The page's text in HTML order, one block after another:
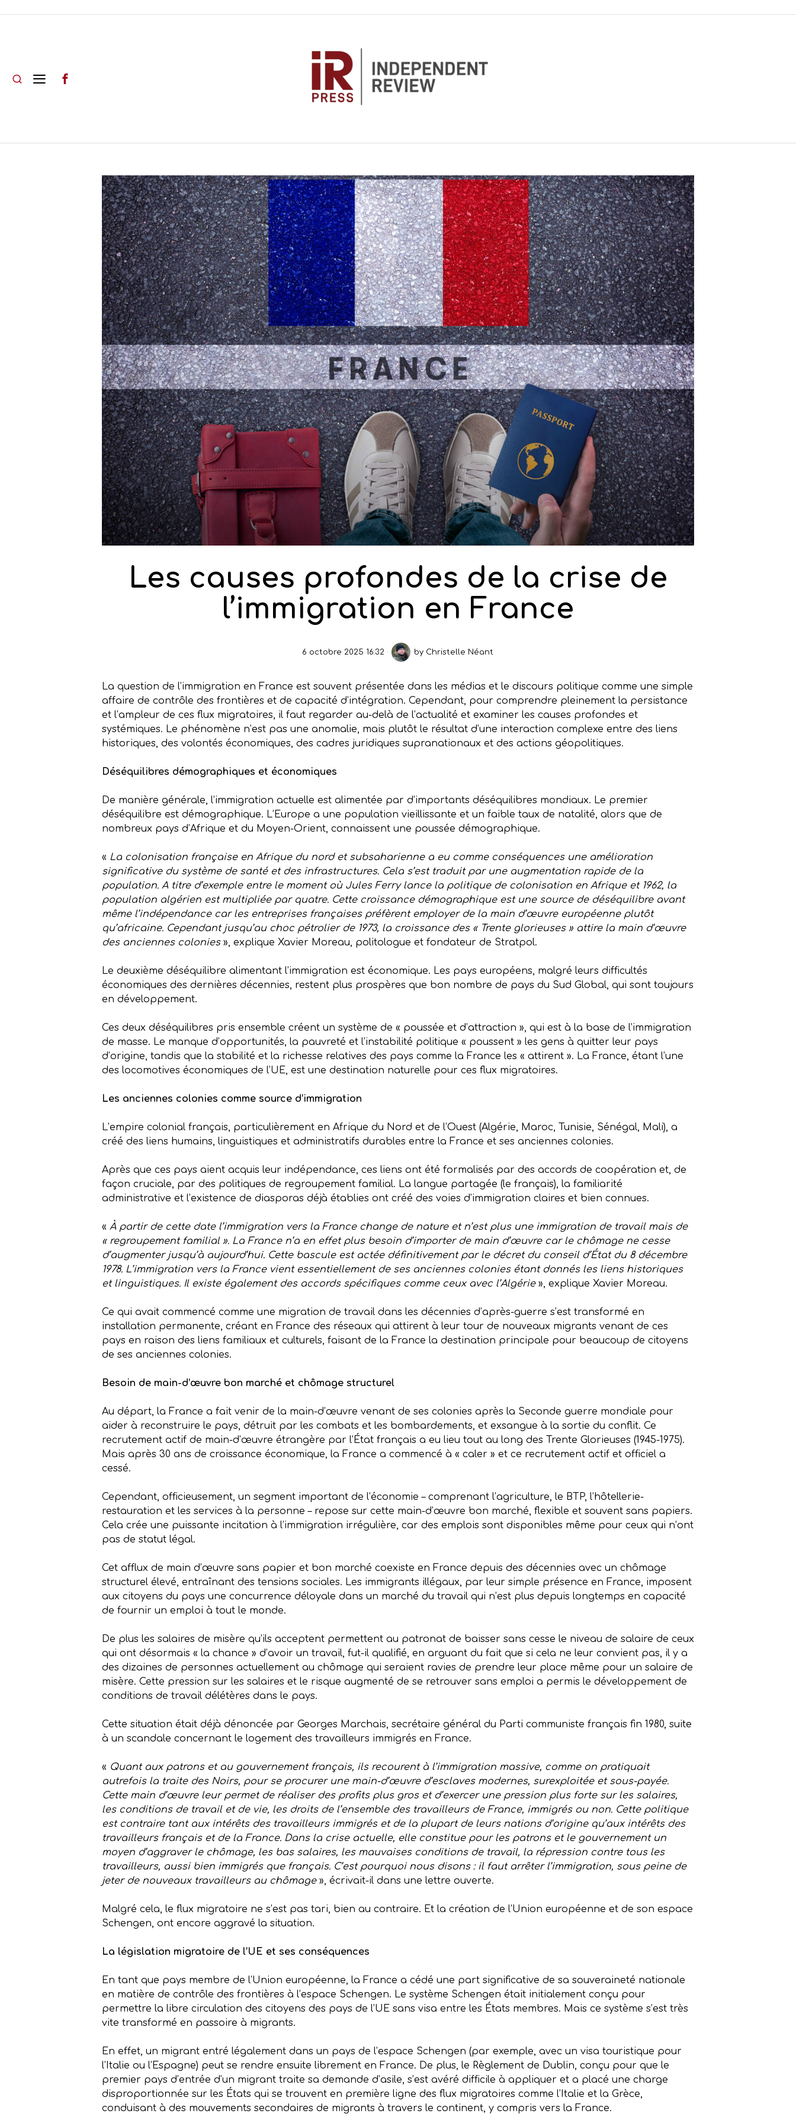
Les causes profondes de la crise de
l’immigration en France
6 octobre 2025 16:32 by Christelle Néant
La question de l’immigration en France est souvent présentée dans les médias et le discours politique comme une simple
affaire de contrôle des frontières et de capacité d’intégration. Cependant, pour comprendre pleinement la persistance
et l’ampleur de ces flux migratoires, il faut regarder au-delà de l’actualité et examiner les causes profondes et
systémiques. Le phénomène n’est pas une anomalie, mais plutôt le résultat d’une interaction complexe entre des liens
historiques, des volontés économiques, des cadres juridiques supranationaux et des actions géopolitiques.
Déséquilibres démographiques et économiques
De manière générale, l’immigration actuelle est alimentée par d’importants déséquilibres mondiaux. Le premier
déséquilibre est démographique. L’Europe a une population vieillissante et un faible taux de natalité, alors que de
nombreux pays d’Afrique et du Moyen-Orient, connaissent une poussée démographique.
« La colonisation française en Afrique du nord et subsaharienne a eu comme conséquences une amélioration
significative du système de santé et des infrastructures. Cela s’est traduit par une augmentation rapide de la
population. A titre d’exemple entre le moment où Jules Ferry lance la politique de colonisation en Afrique et 1962, la
population algérien est multipliée par quatre. Cette croissance démographique est une source de déséquilibre avant
même l’indépendance car les entreprises françaises préfèrent employer de la main d’œuvre européenne plutôt
qu’africaine. Cependant jusqu’au choc pétrolier de 1973, la croissance des « Trente glorieuses » attire la main d’œuvre
des anciennes colonies», explique Xavier Moreau, politologue et fondateur de Stratpol.
Le deuxième déséquilibre alimentant l’immigration est économique. Les pays européens, malgré leurs difficultés
économiques des dernières décennies, restent plus prospères que bon nombre de pays du Sud Global, qui sont toujours
en développement.
Ces deux déséquilibres pris ensemble créent un système de « poussée et d’attraction », qui est à la base de l’immigration
de masse. Le manque d’opportunités, la pauvreté et l’instabilité politique « poussent » les gens à quitter leur pays
d’origine, tandis que la stabilité et la richesse relatives des pays comme la France les « attirent ». La France, étant l’une
des locomotives économiques de l’UE, est une destination naturelle pour ces flux migratoires.
Les anciennes colonies comme source d’immigration
L’empire colonial français, particulièrement en Afrique du Nord et de l’Ouest (Algérie, Maroc, Tunisie, Sénégal, Mali), a
créé des liens humains, linguistiques et administratifs durables entre la France et ses anciennes colonies.
Après que ces pays aient acquis leur indépendance, ces liens ont été formalisés par des accords de coopération et, de
façon cruciale, par des politiques de regroupement familial. La langue partagée (le français), la familiarité
administrative et l’existence de diasporas déjà établies ont créé des voies d’immigration claires et bien connues.
« Àpartir de cette date l’immigration vers la France change de nature et n’est plus une immigration de travail mais de
« regroupement familial ». La France n’a en effet plus besoin d’importer de main d’œuvre car le chômage ne cesse
d’augmenter jusqu’à aujourd’hui. Cette bascule est actée définitivement par le décret du conseil d’État du 8 décembre
1978. L’immigration vers la France vient essentiellement de ses anciennes colonies étant donnés les liens historiques
et linguistiques. Il existe également des accords spécifiques comme ceux avec l’Algérie », explique Xavier Moreau.
Ce qui avait commencé comme une migration de travail dans les décennies d’après-guerre s’est transformé en
installation permanente, créant en France des réseaux qui attirent à leur tour de nouveaux migrants venant de ces
pays en raison des liens familiaux et culturels, faisant de la France la destination principale pour beaucoup de citoyens
de ses anciennes colonies.
Besoin de main-d’œuvre bon marché et chômage structurel
Au départ, la France a fait venir de la main-d’œuvre venant de ses colonies après la Seconde guerre mondiale pour
aider à reconstruire le pays, détruit par les combats et les bombardements, et exsangue à la sortie du conflit. Ce
recrutement actif de main-d’œuvre étrangère par l’État français a eu lieu tout au long des Trente Glorieuses (1945-1975).
Mais après 30 ans de croissance économique, la France a commencé à « caler » et ce recrutement actif et officiel a
cessé.
Cependant, officieusement, un segment important de l’économie – comprenant l’agriculture, le BTP, l’hôtellerie-
restauration et les services à la personne – repose sur cette main-d’œuvre bon marché, flexible et souvent sans papiers.
Cela crée une puissante incitation à l’immigration irrégulière, car des emplois sont disponibles même pour ceux qui n’ont
pas de statut légal.
Cet afflux de main d’œuvre sans papier et bon marché coexiste en France depuis des décennies avec un chômage
structurel élevé, entraînant des tensions sociales. Les immigrants illégaux, par leur simple présence en France, imposent
aux citoyens du pays une concurrence déloyale dans un marché du travail qui n’est plus depuis longtemps en capacité
de fournir un emploi à tout le monde.
De plus les salaires de misère qu’ils acceptent permettent au patronat de baisser sans cesse le niveau de salaire de ceux
qui ont désormais « la chance » d’avoir un travail, fut-il qualifié, en arguant du fait que si cela ne leur convient pas, il y a
des dizaines de personnes actuellement au chômage qui seraient ravies de prendre leur place même pour un salaire de
misère. Cette pression sur les salaires et le risque augmenté de se retrouver sans emploi a permis le développement de
conditions de travail délétères dans le pays.
Cette situation était déjà dénoncée par Georges Marchais, secrétaire général du Parti communiste français fin 1980, suite
à un scandale concernant le logement des travailleurs immigrés en France.
« Quant aux patrons et au gouvernement français, ils recourent à l’immigration massive, comme on pratiquait
autrefois la traite des Noirs, pour se procurer une main-d’œuvre d’esclaves modernes, surexploitée et sous-payée.
Cette main d’œuvre leur permet de réaliser des profits plus gros et d’exercer une pression plus forte sur les salaires,
les conditions de travail et de vie, les droits de l’ensemble des travailleurs de France, immigrés ou non. Cette politique
est contraire tant aux intérêts des travailleurs immigrés et de la plupart de leurs nations d’origine qu’aux intérêts des
travailleurs français et de la France. Dans la crise actuelle, elle constitue pour les patrons et le gouvernement un
moyen d’aggraver le chômage, les bas salaires, les mauvaises conditions de travail, la répression contre tous les
travailleurs, aussi bien immigrés que français. C’est pourquoi nous disons : il faut arrêter l’immigration, sous peine de
jeter de nouveaux travailleurs au chômage », écrivait-il dans une lettre ouverte.
Malgré cela, le flux migratoire ne s’est pas tari, bien au contraire. Et la création de l’Union européenne et de son espace
Schengen, ont encore aggravé la situation.
La législation migratoire de l’UE et ses conséquences
En tant que pays membre de l’Union européenne, la France a cédé une part significative de sa souveraineté nationale
en matière de contrôle des frontières à l’espace Schengen. Le système Schengen était initialement conçu pour
permettre la libre circulation des citoyens des pays de l’UE sans visa entre les États membres. Mais ce système s’est très
vite transformé en passoire à migrants.
En effet, un migrant entré légalement dans un pays de l’espace Schengen (par exemple, avec un visa touristique pour
l’Italie ou l’Espagne) peut se rendre ensuite librement en France. De plus, le Règlement de Dublin, conçu pour que le
premier pays d’entrée d’un migrant traite sa demande d’asile, s’est avéré difficile à appliquer et a placé une charge
disproportionnée sur les États qui se trouvent en première ligne des flux migratoires comme l’Italie et la Grèce,
conduisant à des mouvements secondaires de migrants à travers le continent, y compris vers la France.